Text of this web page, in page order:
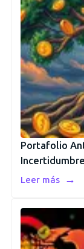
Portafolio
Incertidumbre
Leer más →